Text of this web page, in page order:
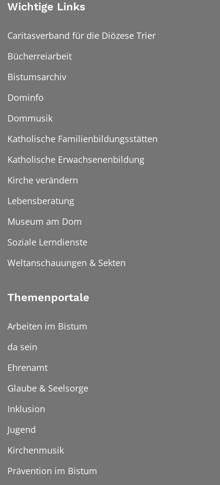
Wichtige Links
Caritasverband für die Diözese Trier
Bücherreiarbeit
Bistumsarchiv
Dominfo
Dommusik
Katholische Familienbildungsstätten
Katholische Erwachsenenbildung
Kirche verändern
Lebensberatung
Museum am Dom
Soziale Lerndienste
Weltanschauungen & Sekten
Themenportale
Arbeiten im Bistum
da sein
Ehrenamt
Glaube & Seelsorge
Inklusion
Jugend
Kirchenmusik
Prävention im Bistum